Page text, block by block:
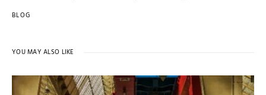
BLOG
YOU MAY ALSO LIKE